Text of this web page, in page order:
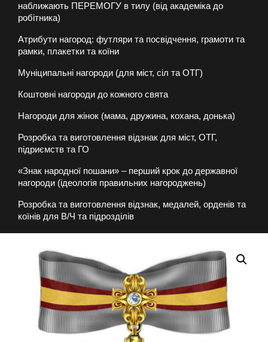
наближають ПЕРЕМОГУ в тилу (від академіка до
робітника)
Атрибути нагород: футляри та посвідчення, грамоти та
рамки, плакетки та коїни
Муніципальні нагороди (для міст, сіл та ОТГ)
Коштовні нагороди до кожного свята
Нагороди для жінок (мама, дружина, кохана, донька)
Розробка та виготовлення відзнак для міст, ОТГ,
підриємств та ГО
«Знак народної пошани» – перший крок до державної
нагороди (ідеологія правильних нагороджень)
Розробка та виготовлення відзнак, медалей, орденів та
коїнів для В/Ч та підрозділів